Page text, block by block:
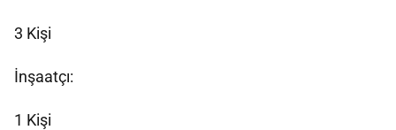
3 Kişi
İnşaatçı:
1 Kişi